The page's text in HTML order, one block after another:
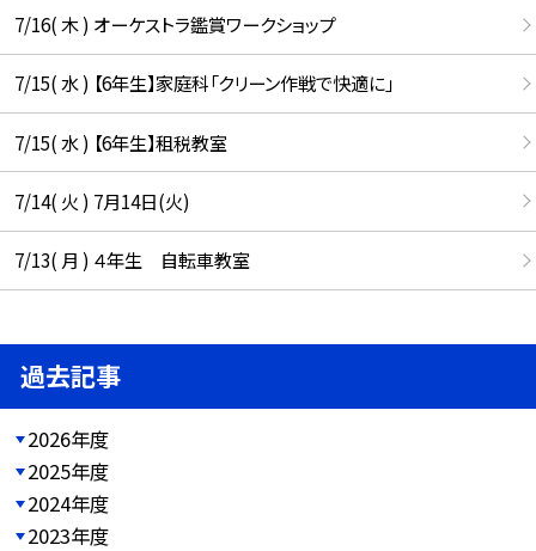
7/16( 木 ) オーケストラ鑑賞ワークショップ
7/15( 水 ) 【6年生】家庭科「クリーン作戦で快適に」
7/15( 水 ) 【6年生】租税教室
7/14( 火 ) 7月14日(火)
7/13( 月 ) ４年生 自転車教室
過去記事
2026年度
2025年度
2024年度
2023年度